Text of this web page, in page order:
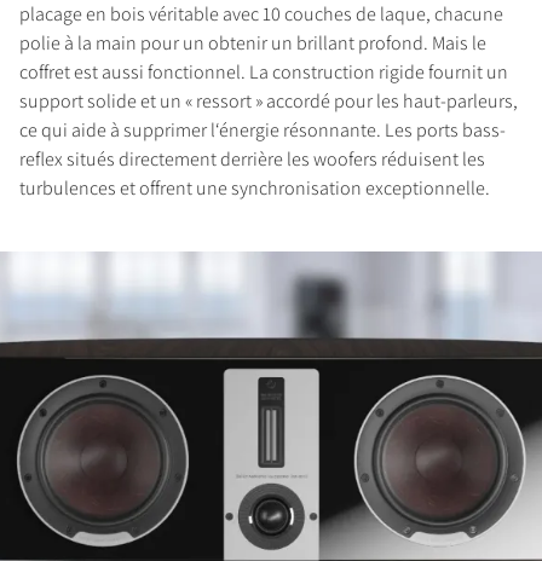
COMPARER LES PRODUITS
placage en bois véritable avec 10 couches de laque, chacune
polie à la main pour un obtenir un brillant profond. Mais le
coffret est aussi fonctionnel. La construction rigide fournit un
support solide et un « ressort » accordé pour les haut-parleurs,
ce qui aide à supprimer l‘énergie résonnante. Les ports bass-
reflex situés directement derrière les woofers réduisent les
turbulences et offrent une synchronisation exceptionnelle.
INSCRIVEZ-VOUS POUR